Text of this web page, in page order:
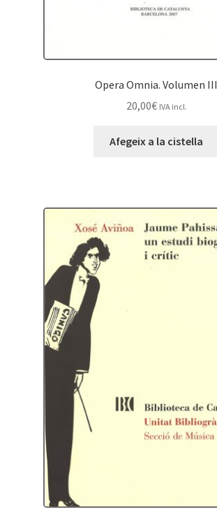
Opera Omnia. Volumen III
20,00€ IVA incl.
Afegeix a la cistella